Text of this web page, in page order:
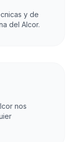
y de
del Alcor.
nos